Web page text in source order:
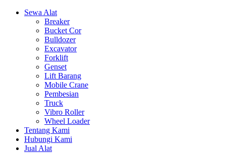
Sewa Alat
Breaker
Bucket Cor
Bulldozer
Excavator
Forklift
Genset
Lift Barang
Mobile Crane
Pembesian
Truck
Vibro Roller
Wheel Loader
Tentang Kami
Hubungi Kami
Jual Alat